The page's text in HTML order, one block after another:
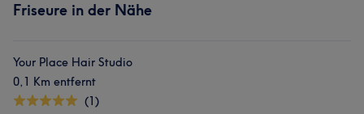
Friseure in der Nähe
Your Place Hair Studio
0,1 Km entfernt
(1)